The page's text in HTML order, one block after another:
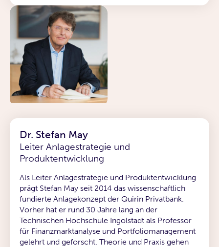
Dr. Stefan May
Leiter Anlagestrategie und
Produktentwicklung
Als Leiter Anlagestrategie und Produktentwicklung
prägt Stefan May seit 2014 das wissenschaftlich
fundierte Anlagekonzept der Quirin Privatbank.
Vorher hat er rund 30 Jahre lang an der
Technischen Hochschule Ingolstadt als Professor
für Finanzmarktanalyse und Portfoliomanagement
gelehrt und geforscht. Theorie und Praxis gehen